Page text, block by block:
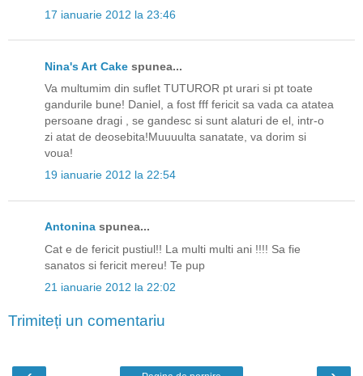
17 ianuarie 2012 la 23:46
Nina's Art Cake spunea...
Va multumim din suflet TUTUROR pt urari si pt toate
gandurile bune! Daniel, a fost fff fericit sa vada ca atatea
persoane dragi , se gandesc si sunt alaturi de el, intr-o
zi atat de deosebita!Muuuulta sanatate, va dorim si
voua!
19 ianuarie 2012 la 22:54
Antonina spunea...
Cat e de fericit pustiul!! La multi multi ani !!!! Sa fie
sanatos si fericit mereu! Te pup
21 ianuarie 2012 la 22:02
Trimiteți un comentariu